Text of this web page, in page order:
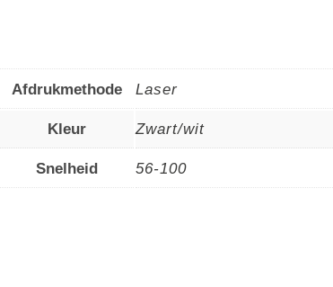
Afdrukmethode Laser
Kleur Zwart/wit
Snelheid 56-100